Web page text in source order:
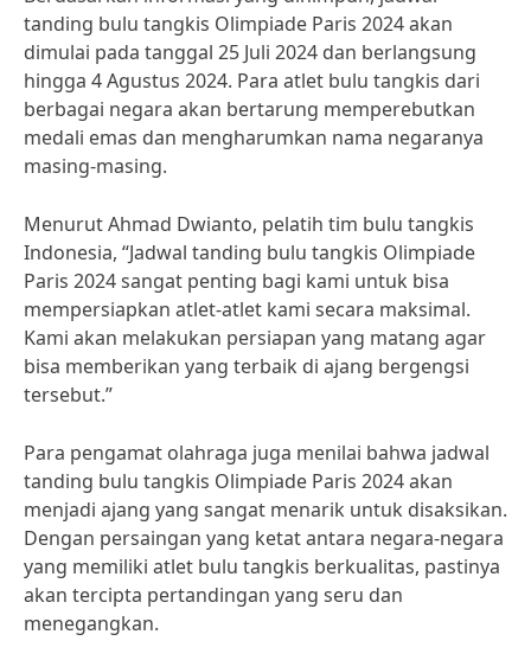
tanding bulu tangkis Olimpiade Paris 2024 akan
dimulai pada tanggal 25 Juli 2024 dan berlangsung
hingga 4 Agustus 2024. Para atlet bulu tangkis dari
berbagai negara akan bertarung memperebutkan
medali emas dan mengharumkan nama negaranya
masing-masing.
Menurut Ahmad Dwianto, pelatih tim bulu tangkis
Indonesia, “Jadwal tanding bulu tangkis Olimpiade
Paris 2024 sangat penting bagi kami untuk bisa
mempersiapkan atlet-atlet kami secara maksimal.
Kami akan melakukan persiapan yang matang agar
bisa memberikan yang terbaik di ajang bergengsi
tersebut.”
Para pengamat olahraga juga menilai bahwa jadwal
tanding bulu tangkis Olimpiade Paris 2024 akan
menjadi ajang yang sangat menarik untuk disaksikan.
Dengan persaingan yang ketat antara negara-negara
yang memiliki atlet bulu tangkis berkualitas, pastinya
akan tercipta pertandingan yang seru dan
menegangkan.